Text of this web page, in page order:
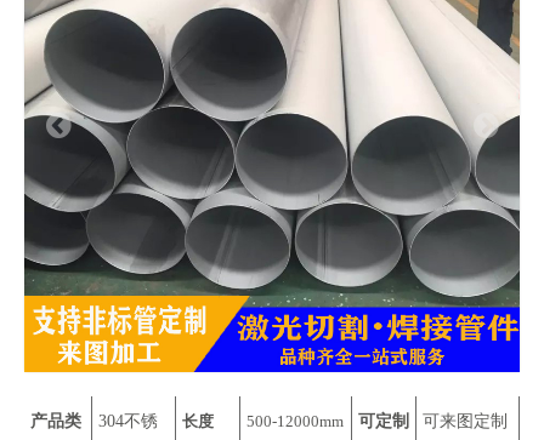
产品类 304不锈 长度 500-12000mm 可定制 可来图定制